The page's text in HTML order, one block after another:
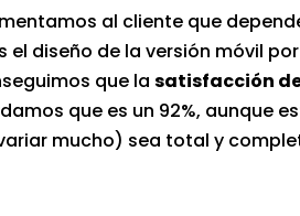
al cliente que
diseño de la versión móvil
que lasatisfacción
que es un 92%, aunque
mucho) sea total y